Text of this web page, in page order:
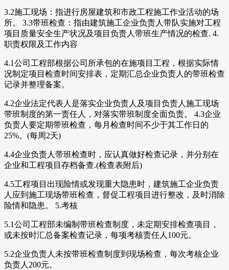
3.2施工现场：指进行房屋建筑和市政工程施工作业活动的场
所。 3.3带班检查：指由建筑施工企业负责人带队实施对工程
项目质量安全生产状况及项目负责人带班生产情况的检查. 4.
职责权限及工作内容
4.1公司工程部根据公司所承包的在施项目工程，根据实际情
况制定项目检查时间安排表，定期汇总企业负责人的带班检查
记录并整理备案。
4.2企业法定代表人是落实企业负责人及项目负责人施工现场
带班制度的第一责任人，对落实带班制度全面负责。 4.3企业
负责人要定期带班检查，每月检查时间不少于其工作日的
25%。(每周2天)
4.4企业负责人带班检查时，应认真做好检查记录，并分别在
企业和工程项目存档备查.(检查表附后)
4.5工程项目出现险情或发现重大隐患时，建筑施工企业负责
人应到施工现场带班检查，督促工程项目进行整改，及时消除
险情和隐患。 5.考核
5.1公司工程部未编制带班检查制度，未定期安排检查项目，
或未按时汇总备案检查记录，每项考核责任人100元。
5.2企业负责人未按带班检查制度到现场检查，每次考核企业
负责人200元。